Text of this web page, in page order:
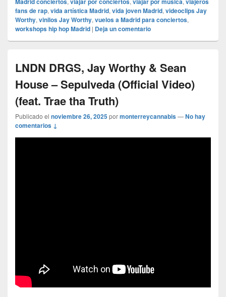
fans de rap, vida artística Madrid, vida joven Madrid, videoclips Jay
Worthy, vinilos Jay Worthy, vuelos a Madrid para conciertos,
workshops hip hop Madrid | Deja un comentario
LNDN DRGS, Jay Worthy & Sean
House – Sepulveda (Official Video)
(feat. Trae tha Truth)
Publicado el noviembre 26, 2025pormonterreycannabis—No hay
comentarios ↓